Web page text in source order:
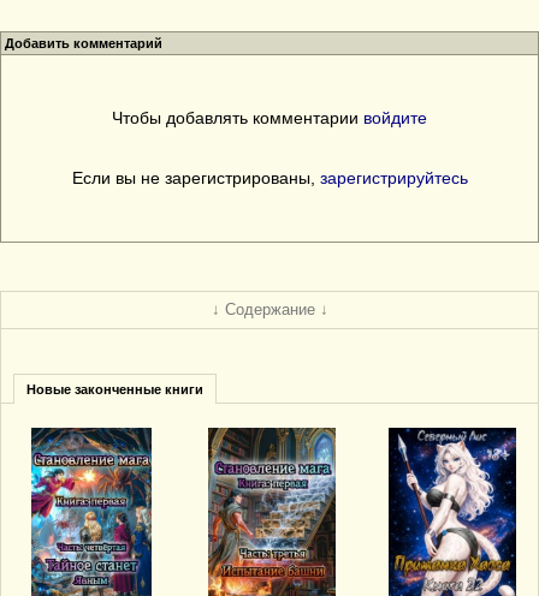
Добавить комментарий
Чтобы добавлять комментарии войдите
Если вы не зарегистрированы, зарегистрируйтесь
↓ Содержание ↓
Новые законченные книги